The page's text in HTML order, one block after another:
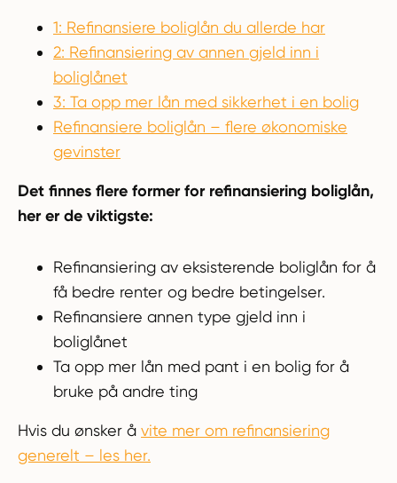
1: Refinansiere boliglån du allerde har
2: Refinansiering av annen gjeld inn i
boliglånet
3: Ta opp mer lån med sikkerhet i en bolig
Refinansiere boliglån – flere økonomiske
gevinster
Det finnes flere former for refinansiering boliglån,
her er de viktigste:
Refinansiering av eksisterende boliglån for å
få bedre renter og bedre betingelser.
Refinansiere annen type gjeld inn i
boliglånet
Ta opp mer lån med pant i en bolig for å
bruke på andre ting
Hvis du ønsker å vite mer om refinansiering
generelt – les her.